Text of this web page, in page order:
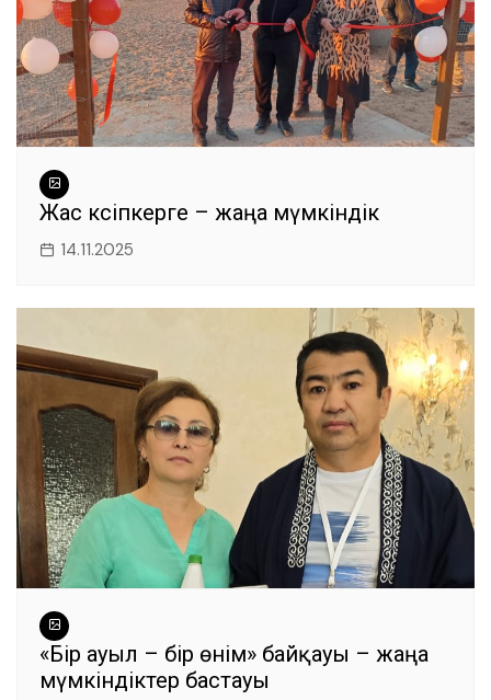
Жас кәсіпкерге – жаңа мүмкіндік
14.11.2025
«Бір ауыл – бір өнім» байқауы – жаңа
мүмкіндіктер бастауы